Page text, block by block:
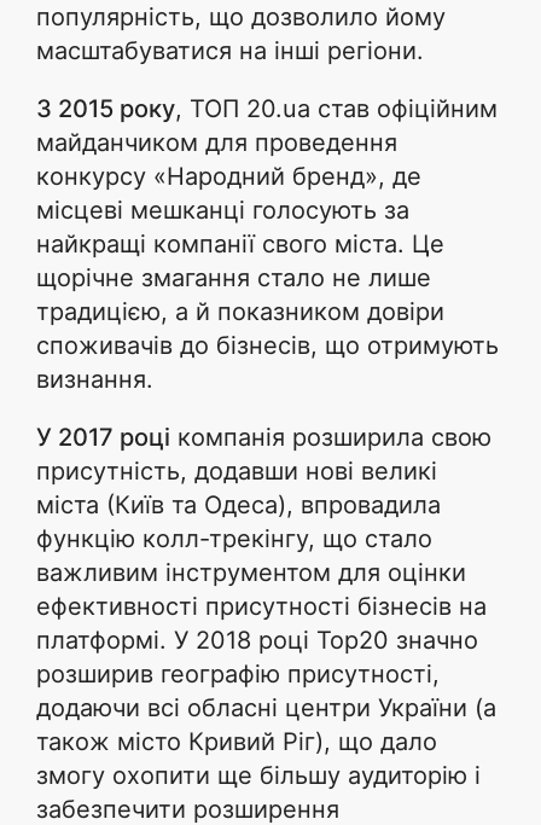
популярність, що дозволило йому
масштабуватися на інші регіони.
З 2015 року, ТОП 20.ua став офіційним
майданчиком для проведення
конкурсу «Народний бренд», де
місцеві мешканці голосують за
найкращі компанії свого міста. Це
щорічне змагання стало не лише
традицією, а й показником довіри
споживачів до бізнесів, що отримують
визнання.
У 2017 році компанія розширила свою
присутність, додавши нові великі
міста (Київ та Одеса), впровадила
функцію колл-трекінгу, що стало
важливим інструментом для оцінки
ефективності присутності бізнесів на
платформі. У 2018 році Top20 значно
розширив географію присутності,
додаючи всі обласні центри України (а
також місто Кривий Ріг), що дало
змогу охопити ще більшу аудиторію і
забезпечити розширення